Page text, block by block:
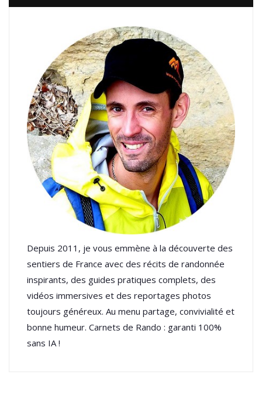
Depuis 2011, je vous emmène à la découverte des
sentiers de France avec des récits de randonnée
inspirants, des guides pratiques complets, des
vidéos immersives et des reportages photos
toujours généreux. Au menu partage, convivialité et
bonne humeur. Carnets de Rando : garanti 100%
sans IA !